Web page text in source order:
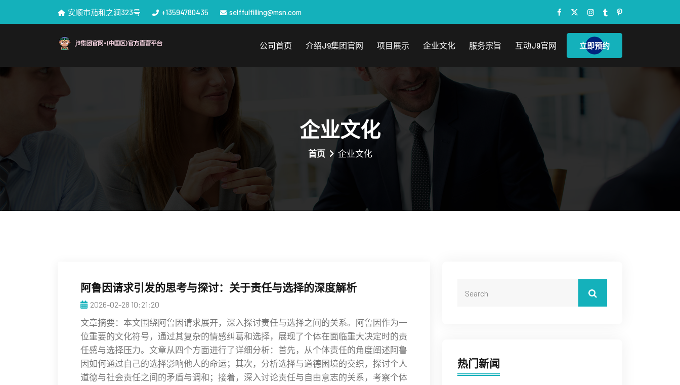
安顺市茄和之涧323号 +13594780435 selffulfilling@msn.com
公司首页 介绍j9集团官网 项目展示 企业文化 服务宗旨 互动j9官网 立即预约
企业文化
首页 企业文化
阿鲁因请求引发的思考与探讨：关于责任与选择的深度解析
2026-02-28 10:21:20
文章摘要：本文围绕阿鲁因请求展开，深入探讨责任与选择之间的关系。阿鲁因作为一
位重要的文化符号，通过其复杂的情感纠葛和选择，展现了个体在面临重大决定时的责
任感与选择压力。文章从四个方面进行了详细分析：首先，从个体责任的角度阐述阿鲁
因如何通过自己的选择影响他人的命运；其次，分析选择与道德困境的交织，探讨个人
道德与社会责任之间的矛盾与调和；接着，深入讨论责任与自由意志的关系，考察个体
热门新闻